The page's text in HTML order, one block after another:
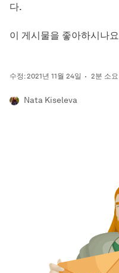
다.
이 게시물을 좋아하시나
수정: 2021년 11월 24일 2분 소요
Nata Kiseleva